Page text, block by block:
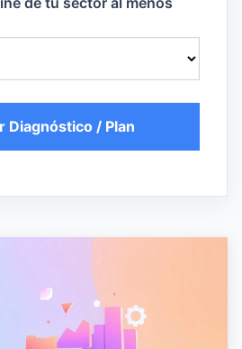
Diagnóstico / Plan